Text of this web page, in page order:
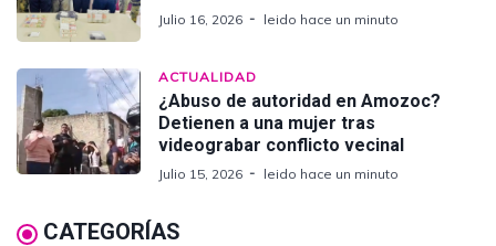
Julio 16, 2026 leido hace un minuto
ACTUALIDAD
¿Abuso de autoridad en Amozoc?
Detienen a una mujer tras
videograbar conflicto vecinal
Julio 15, 2026 leido hace un minuto
CATEGORÍAS